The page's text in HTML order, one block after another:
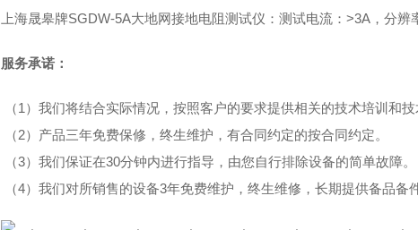
上海晟皋牌SGDW-5A大地网接地电阻测试仪：测试电流：>3A，分辨
服务承诺：
（1）我们将结合实际情况，按照客户的要求提供相关的技术培训和技
（2）产品三年免费保修，终生维护，有合同约定的按合同约定。
（3）我们保证在30分钟内进行指导，由您自行排除设备的简单故障。
（4）我们对所销售的设备3年免费维护，终生维修，长期提供备品备